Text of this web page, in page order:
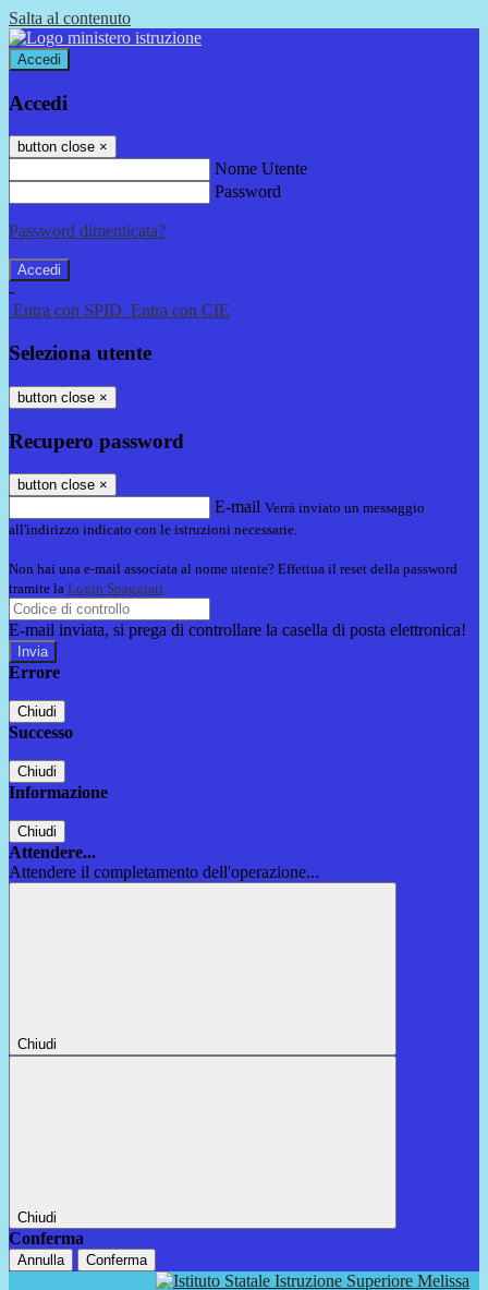
Salta al contenuto
Accedi
Accedi
button close ×
Nome Utente
Password
Password dimenticata?
-
Entra con SPID Entra con CIE
Seleziona utente
button close ×
Recupero password
button close ×
E-mail Verrà inviato un messaggio
all'indirizzo indicato con le istruzioni necessarie.
Non hai una e-mail associata al nome utente? Effettua il reset della password
tramite la Login Spaggiari
E-mail inviata, si prega di controllare la casella di posta elettronica!
Errore
Chiudi
Successo
Chiudi
Informazione
Chiudi
Attendere...
Attendere il completamento dell'operazione...
Chiudi
Chiudi
Conferma
Annulla Conferma